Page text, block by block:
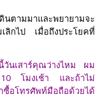
ดินตามมาและพยายามจะ
ลิกไป เมื่อถึงประโยคที่
นเสาร์คุณว่างไหม ผม
โมงเช้า และถ้าไม่
ซื้อโทรศัพท์มือถือด้วยได้